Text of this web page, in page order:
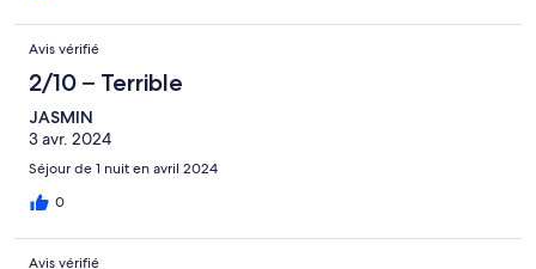
Avis vérifié
2/10 – Terrible
JASMIN
3 avr. 2024
Séjour de 1 nuit en avril 2024
0
Avis vérifié